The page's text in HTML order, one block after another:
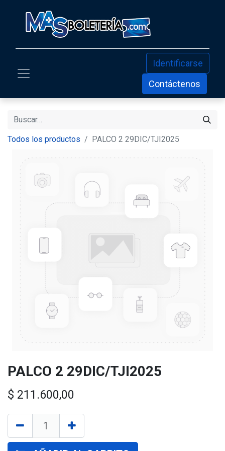
Identificarse
Contáctenos
Todos los productos PALCO 2 29DIC/TJI2025
PALCO 2 29DIC/TJI2025
$ 211.600,00